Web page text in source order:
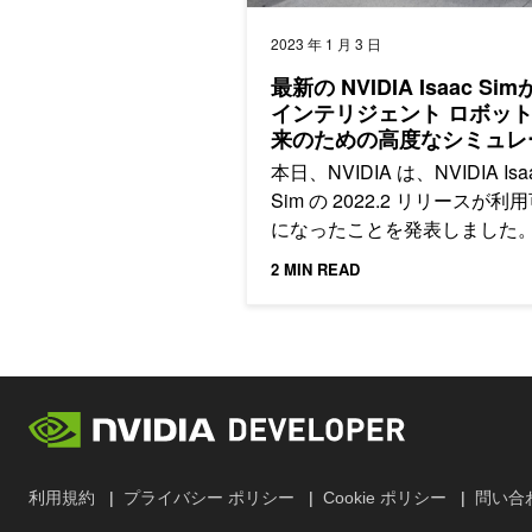
2023 年 1 月 3 日
最新の NVIDIA Isaac Sim
インテリジェント ロボッ
来のための高度なシミュ
ーとして開発者、研究者
ドユーザーを支援
本日、NVIDIA は、NVIDIA
Sim の 2022.2 リリースが利
になったことを発表しました
2 MIN READ
利用規約 プライバシー ポリシー Cookie ポリシー 問い合